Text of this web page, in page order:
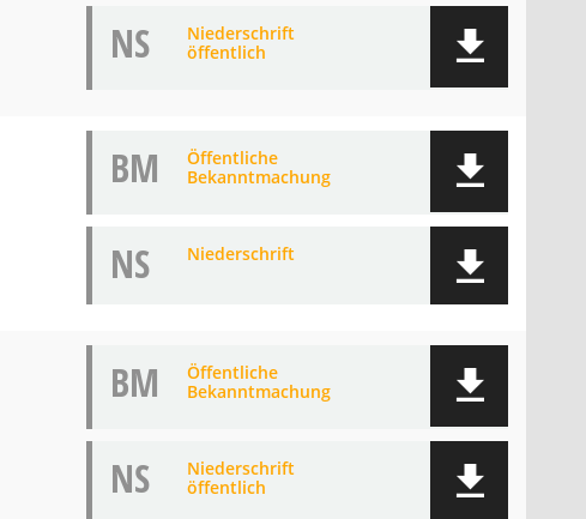
NS
Niederschrift
öffentlich
BM
Öffentliche
Bekanntmachung
NS Niederschrift
BM
Öffentliche
Bekanntmachung
NS
Niederschrift
öffentlich